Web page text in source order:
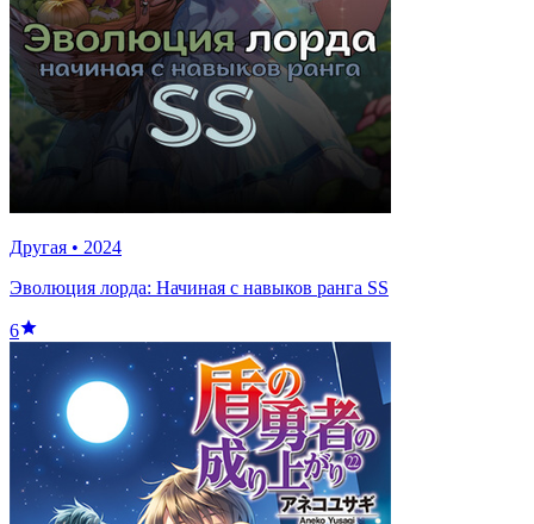
Другая • 2024
Эволюция лорда: Начиная с навыков ранга SS
6